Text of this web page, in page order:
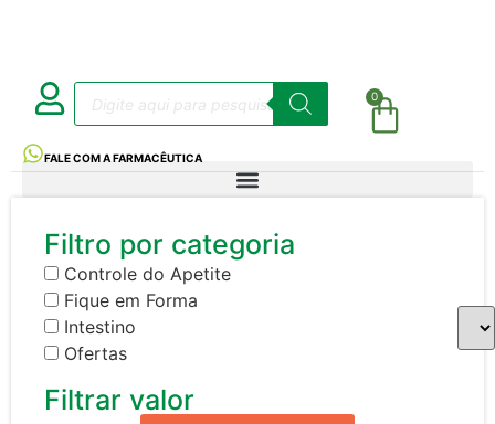
0
FALE COM A FARMACÊUTICA
Filtro por categoria
Controle do Apetite
Fique em Forma
Intestino
Ofertas
Filtrar valor